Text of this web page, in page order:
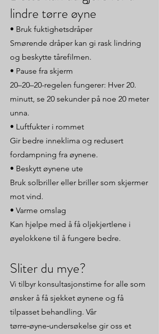
lindre tørre øyne
• Bruk fuktighetsdråper
Smørende dråper kan gi rask lindring
og beskytte tårefilmen.
• Pause fra skjerm
20–20–20-regelen fungerer: Hver 20.
minutt, se 20 sekunder på noe 20 meter
unna.
• Luftfukter i rommet
Gir bedre inneklima og redusert
fordampning fra øynene.
• Beskytt øynene ute
Bruk solbriller eller briller som skjermer
mot vind.
• Varme omslag
Kan hjelpe med å få oljekjertlene i
øyelokkene til å fungere bedre.
Sliter du mye?
Vi tilbyr konsultasjonstime for alle som
ønsker å få sjekket øynene og få
tilpasset behandling. Vår
tørre‑øyne‑undersøkelse gir oss et